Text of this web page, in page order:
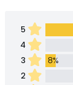
5
4
3
8%
2